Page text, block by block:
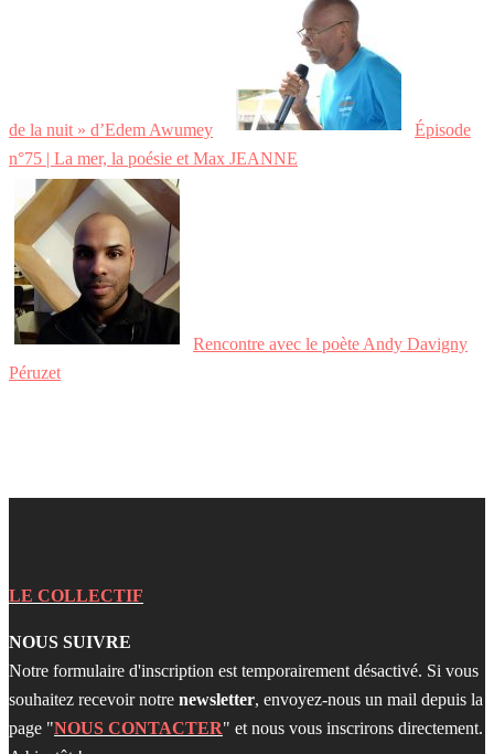
de la nuit » d’Edem Awumey
Épisode
n°75 | La mer, la poésie et Max JEANNE
Rencontre avec le poète Andy Davigny
Péruzet
LE COLLECTIF
NOUS SUIVRE
Notre formulaire d'inscription est temporairement désactivé. Si vous
souhaitez recevoir notre newsletter, envoyez-nous un mail depuis la
page "NOUS CONTACTER" et nous vous inscrirons directement.